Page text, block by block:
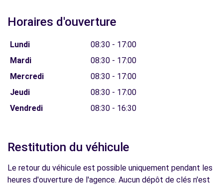
Horaires d'ouverture
Lundi
08:30 - 17:00
Mardi
08:30 - 17:00
Mercredi
08:30 - 17:00
Jeudi
08:30 - 17:00
Vendredi
08:30 - 16:30
Restitution du véhicule
Le retour du véhicule est possible uniquement pendant les
heures d'ouverture de l'agence. Aucun dépôt de clés n'est